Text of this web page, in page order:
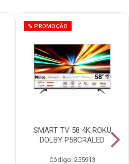
% PROMOÇÃO
SMART TV 58 4K ROKU
DOLBY P58CRALED
Código: 255913